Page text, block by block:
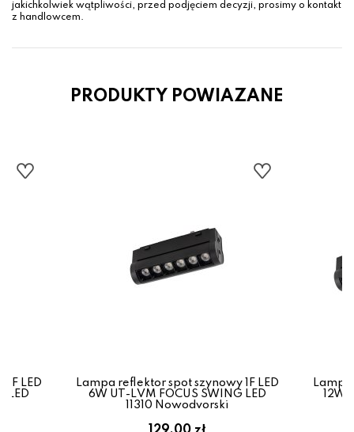
jakichkolwiek wątpliwości, przed podjęciem decyzji, prosimy o kontakt
z handlowcem.
PRODUKTY POWIAZANE
LED
LED
Lampa reflektor spot szynowy 1F LED
6W UT-LVM FOCUS SWING LED
11310 Nowodvorski
Lampa
12W